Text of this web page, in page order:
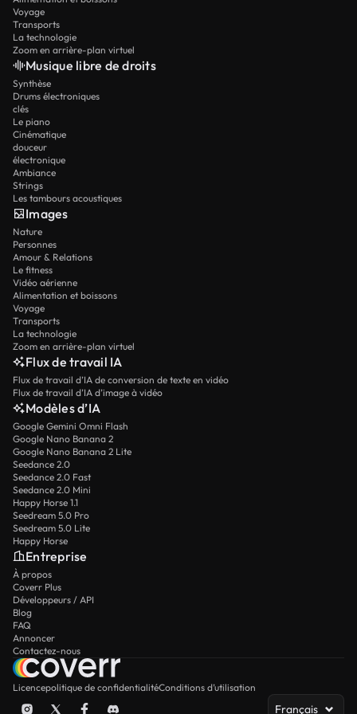
Voyage
Transports
La technologie
Zoom en arrière-plan virtuel
Musique libre de droits
Synthèse
Drums électroniques
clés
Le piano
Cinématique
douceur
électronique
Ambiance
Strings
Les tambours acoustiques
Images
Nature
Personnes
Amour & Relations
Le fitness
Vidéo aérienne
Alimentation et boissons
Voyage
Transports
La technologie
Zoom en arrière-plan virtuel
Flux de travail IA
Flux de travail d’IA de conversion de texte en vidéo
Flux de travail d’IA d’image à vidéo
Modèles d’IA
Google Gemini Omni Flash
Google Nano Banana 2
Google Nano Banana 2 Lite
Seedance 2.0
Seedance 2.0 Fast
Seedance 2.0 Mini
Happy Horse 1.1
Seedream 5.0 Pro
Seedream 5.0 Lite
Happy Horse
Entreprise
À propos
Coverr Plus
Développeurs / API
Blog
FAQ
Annoncer
Contactez-nous
Licencepolitique de confidentialitéConditions d’utilisation
Français